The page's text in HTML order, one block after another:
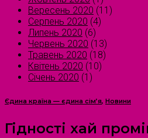
Вересень 2020 (11)
Серпень 2020 (4)
Липень 2020 (6)
Червень 2020 (13)
Травень 2020 (18)
Квітень 2020 (10)
Січень 2020 (1)
Єдина країна — єдина сім’я, Новини
Гідності хай